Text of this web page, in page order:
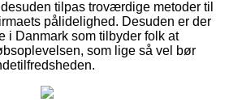
tilpas troværdige metoder til
pålidelighed. Desuden er der
i Danmark som tilbyder folk at
som lige så vel bør